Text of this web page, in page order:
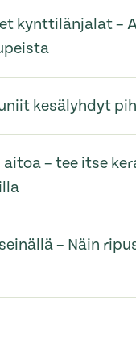
kynttilänjalat –
kesälyhdyt
aitoa – tee itse
– Näin